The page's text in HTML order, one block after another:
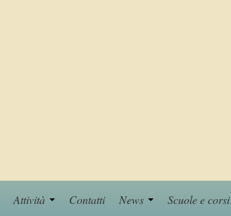
Attività Contatti News Scuole e corsi